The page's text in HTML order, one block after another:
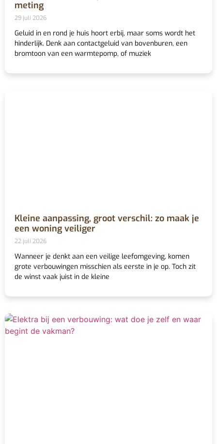
meting
29 juli 2026
Geluid in en rond je huis hoort erbij, maar soms wordt het
hinderlijk. Denk aan contactgeluid van bovenburen, een
bromtoon van een warmtepomp, of muziek
Kleine aanpassing, groot verschil: zo maak je
een woning veiliger
22 juli 2026
Wanneer je denkt aan een veilige leefomgeving, komen
grote verbouwingen misschien als eerste in je op. Toch zit
de winst vaak juist in de kleine